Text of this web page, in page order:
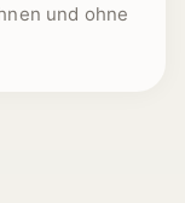
und ohne